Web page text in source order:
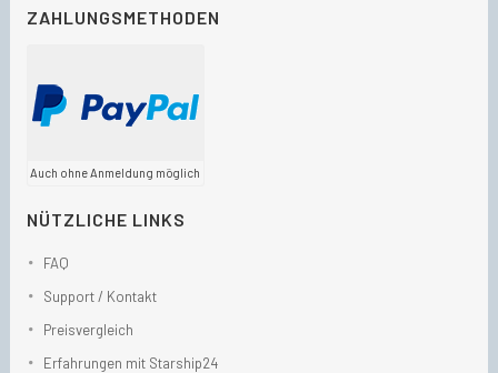
ZAHLUNGSMETHODEN
Auch ohne Anmeldung möglich
NÜTZLICHE LINKS
FAQ
Support / Kontakt
Preisvergleich
Erfahrungen mit Starship24